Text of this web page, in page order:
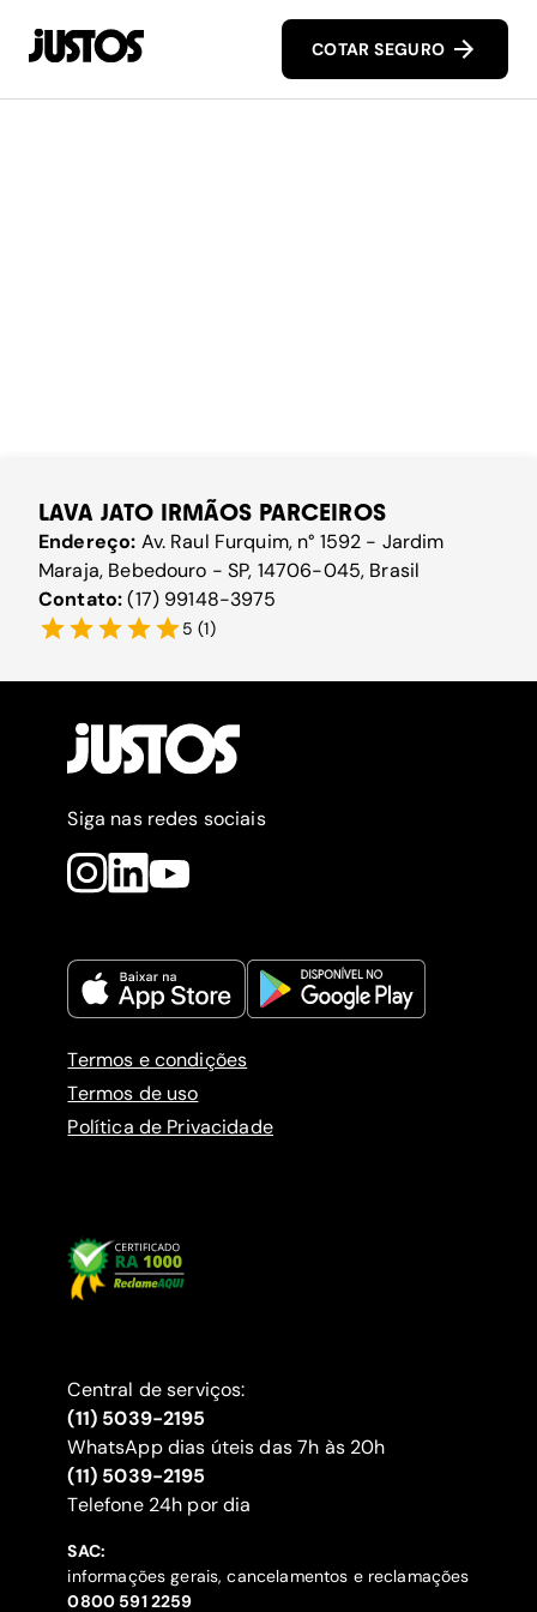
COTAR SEGURO
LAVA JATO IRMÃOS PARCEIROS
Endereço: Av. Raul Furquim, n° 1592 - Jardim
Maraja, Bebedouro - SP, 14706-045, Brasil
Contato:(17) 99148-3975
5 (1)
Siga nas redes sociais
Termos e condições
Termos de uso
Política de Privacidade
Central de serviços:
(11) 5039-2195
WhatsApp dias úteis das 7h às 20h
(11) 5039-2195
‍Telefone 24h por dia
SAC:
informações gerais, cancelamentos e reclamações
‍0800 591 2259